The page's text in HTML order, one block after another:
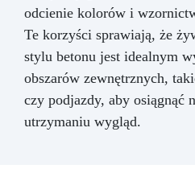
odcienie kolorów i
Te korzyści sprawiają, że
stylu betonu jest idealnym
obszarów zewnętrznych,
czy podjazdy, aby osiągnąć
utrzymaniu wygląd.